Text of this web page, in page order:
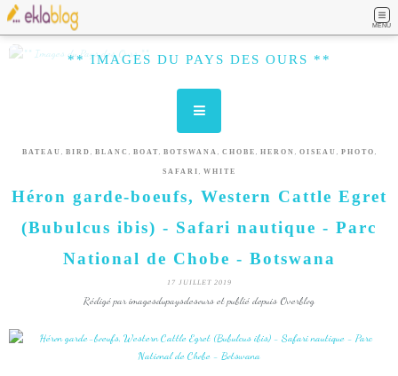
MENU
** IMAGES DU PAYS DES OURS **
BATEAU , BIRD , BLANC , BOAT, BOTSWANA , CHOBE , HERON , OISEAU , PHOTO ,
SAFARI , WHITE
Héron garde-boeufs, Western Cattle Egret
(Bubulcus ibis) - Safari nautique - Parc
National de Chobe - Botswana
17 JUILLET 2019
Rédigé par imagesdupaysdesours et publié depuis Overblog